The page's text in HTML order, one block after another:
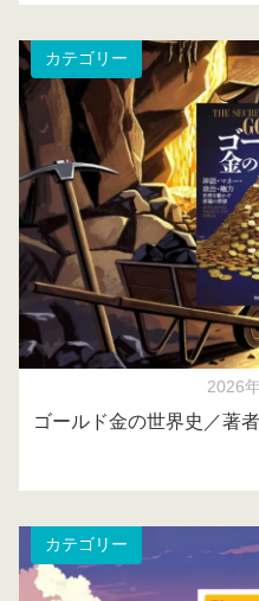
カテゴリー
2026
ゴールド金の世界史／著
カテゴリー